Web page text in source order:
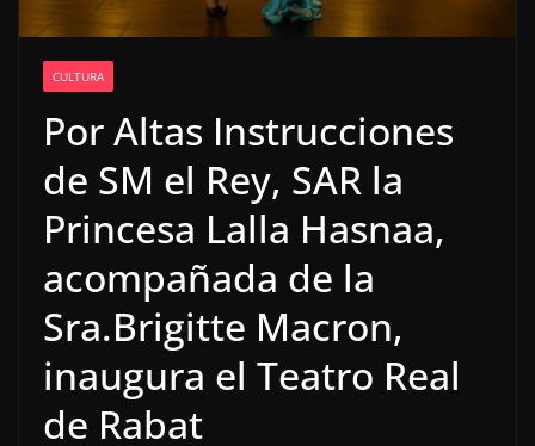
CULTURA
Por Altas Instrucciones
de SM el Rey, SAR la
Princesa Lalla Hasnaa,
acompañada de la
Sra.Brigitte Macron,
inaugura el Teatro Real
de Rabat